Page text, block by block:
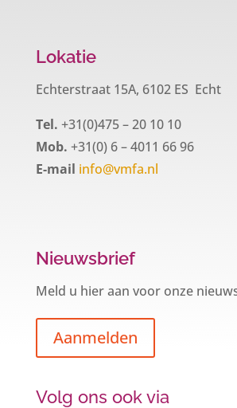
Lokatie
Echterstraat 15A, 6102 ES Echt
Tel. +31(0)475 – 20 10 10
Mob. +31(0) 6 – 4011 66 96
E-mail info@vmfa.nl
Nieuwsbrief
Meld u hier aan voor onze
Aanmelden
Volg ons ook via